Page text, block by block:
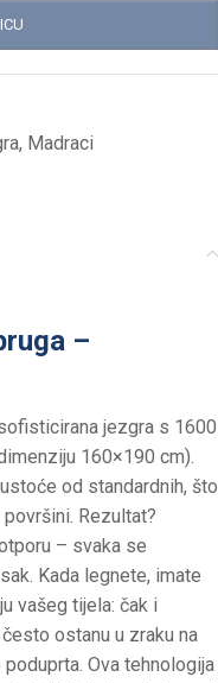
, Madraci
–
jezgra s 1600
160×190 cm).
od standardnih, što
Rezultat?
– svaka se
Kada legnete, imate
vašeg tijela: čak i
ostanu u zraku na
Ova tehnologija